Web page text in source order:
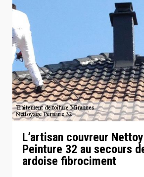
L’artisan couvreur
Peinture 32 au secours
ardoise fibrociment